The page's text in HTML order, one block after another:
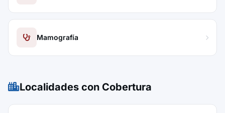
Mamografía
Localidades con Cobertura